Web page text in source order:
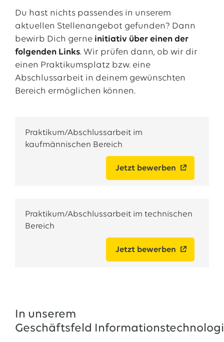
Du hast nichts passendes in unserem
aktuellen Stellenangebot gefunden? Dann
bewirb Dich gerne initiativ über einen der
folgenden Links. Wir prüfen dann, ob wir dir
einen Praktikumsplatz bzw. eine
Abschlussarbeit in deinem gewünschten
Bereich ermöglichen können.
Praktikum/Abschlussarbeit im
kaufmännischen Bereich
Jetzt bewerben
Praktikum/Abschlussarbeit im technischen
Bereich
Jetzt bewerben
In unserem
Geschäftsfeld